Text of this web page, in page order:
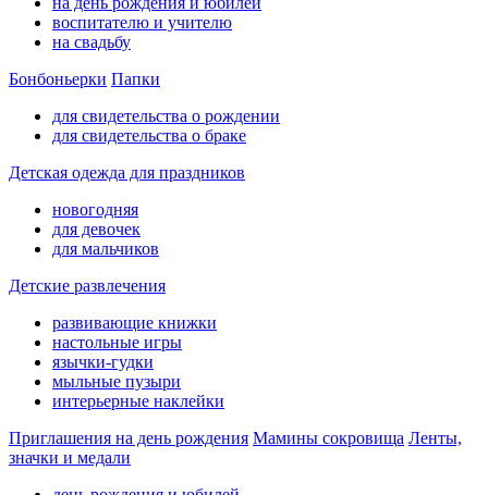
воспитателю и учителю
на свадьбу
Бонбоньерки Папки
для свидетельства о рождении
для свидетельства о браке
Детская одежда для праздников
новогодняя
для девочек
для мальчиков
Детские развлечения
развивающие книжки
настольные игры
язычки-гудки
мыльные пузыри
интерьерные наклейки
Приглашения на день рождения Мамины сокровища Ленты,
значки и медали